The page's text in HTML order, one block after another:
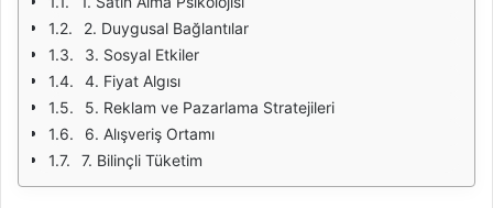
2. Duygusal Bağlantılar
3. Sosyal Etkiler
4. Fiyat Algısı
5. Reklam ve Pazarlama Stratejileri
6. Alışveriş Ortamı
7. Bilinçli Tüketim